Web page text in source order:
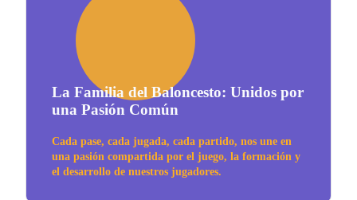
La Familia del Baloncesto: Unidos por
una Pasión Común
Cada pase, cada jugada, cada partido, nos une en
una pasión compartida por el juego, la formación y
el desarrollo de nuestros jugadores.